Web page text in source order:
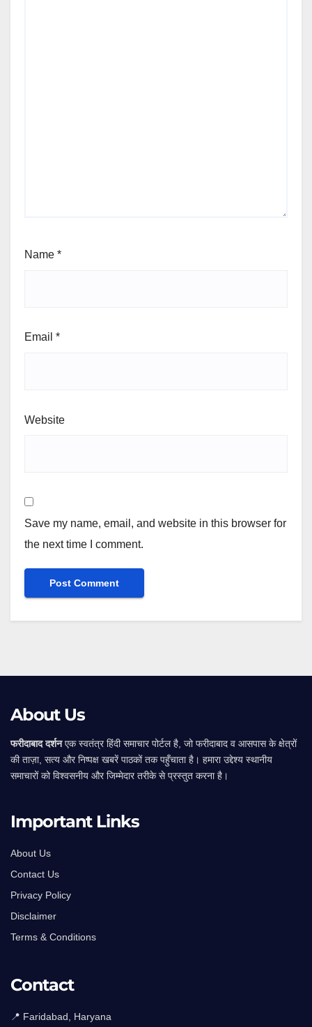
Name *
Email *
Website
Save my name, email, and website in this browser for
the next time I comment.
About Us
फरीदाबाद दर्शनएक स्वतंत्र हिंदी समाचार पोर्टल है, जो फरीदाबाद व आसपास के क्षेत्रों
की ताज़ा, सत्य और निष्पक्ष खबरें पाठकों तक पहुँचाता है। हमारा उद्देश्य स्थानीय
समाचारों को विश्वसनीय और जिम्मेदार तरीके से प्रस्तुत करना है।
Important Links
About Us
Contact Us
Privacy Policy
Disclaimer
Terms & Conditions
Contact
📍 Faridabad, Haryana